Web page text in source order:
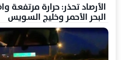
الأرصاد تحذر: حرارة مرتفعة
البحر الأحمر وخليج السويس